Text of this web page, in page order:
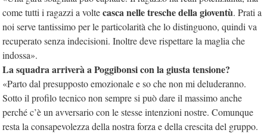
come tutti i ragazzi a voltecasca nelle tresche della gioventù. Prati a
noi serve tantissimo per le particolarità che lo distinguono, quindi va
recuperato senza indecisioni. Inoltre deve rispettare la maglia che
indossa».
La squadra arriverà a Poggibonsi con la giusta tensione?
«Parto dal presupposto emozionale e so che non mi deluderanno.
Sotto il profilo tecnico non sempre si può dare il massimo anche
perché c’è un avversario con le stesse intenzioni nostre. Comunque
resta la consapevolezza della nostra forza e della crescita del gruppo.